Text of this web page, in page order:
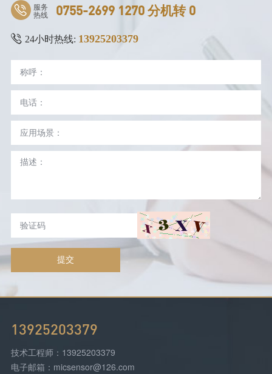
服务
热线 0755-2699 1270 分机转 0
24小时热线: 13925203379
提交
13925203379
技术工程师：13925203379
电子邮箱：micsensor@126.com